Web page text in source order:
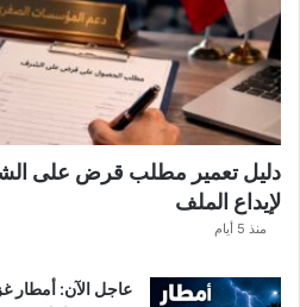
دليل تعمير مطلب قرض على
لإيداع الملف
منذ 5 أيام
عاجل الآن: أمطار